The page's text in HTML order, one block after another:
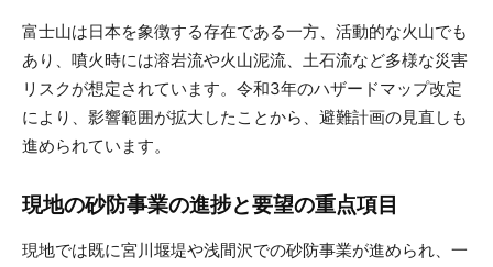
富士山は日本を象徴する存在である一方、活動的な火山でも
あり、噴火時には溶岩流や火山泥流、土石流など多様な災害
リスクが想定されています。令和3年のハザードマップ改定
により、影響範囲が拡大したことから、避難計画の見直しも
進められています。
現地の砂防事業の進捗と要望の重点項目
現地では既に宮川堰堤や浅間沢での砂防事業が進められ、一